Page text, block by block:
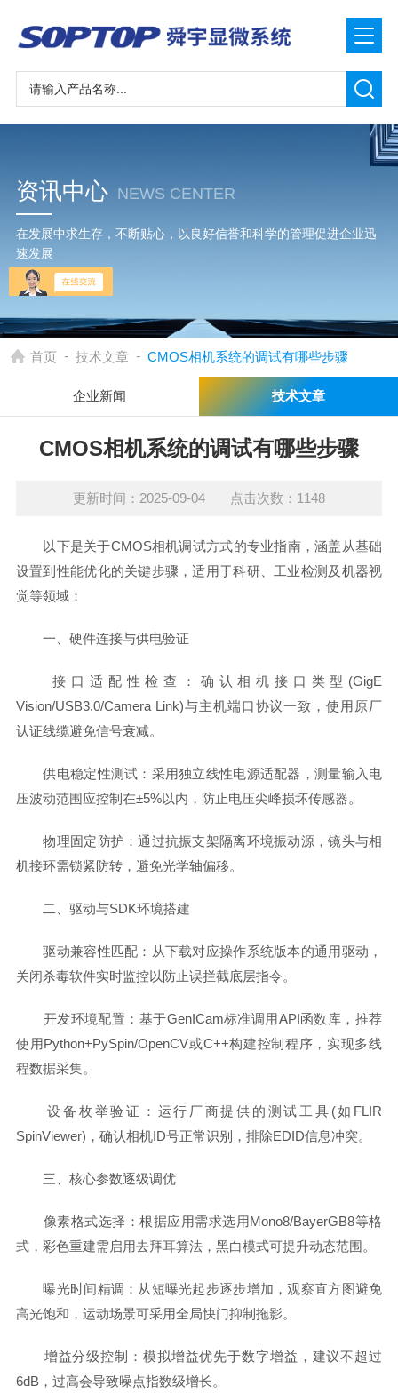
资讯中心 NEWS CENTER
在发展中求生存，不断贴心，以良好信誉和科学的管理促进企业迅
速发展
首页 - 技术文章 - CMOS相机系统的调试有哪些步骤
企业新闻 技术文章
CMOS相机系统的调试有哪些步骤
更新时间：2025-09-04 点击次数：1148
以下是关于CMOS相机调试方式的专业指南，涵盖从基础
设置到性能优化的关键步骤，适用于科研、工业检测及机器视
觉等领域：
一、硬件连接与供电验证
接口适配性检查：确认相机接口类型(GigE
Vision/USB3.0/Camera Link)与主机端口协议一致，使用原厂
认证线缆避免信号衰减。
供电稳定性测试：采用独立线性电源适配器，测量输入电
压波动范围应控制在±5%以内，防止电压尖峰损坏传感器。
物理固定防护：通过抗振支架隔离环境振动源，镜头与相
机接环需锁紧防转，避免光学轴偏移。
二、驱动与SDK环境搭建
驱动兼容性匹配：从下载对应操作系统版本的通用驱动，
关闭杀毒软件实时监控以防止误拦截底层指令。
开发环境配置：基于GenICam标准调用API函数库，推荐
使用Python+PySpin/OpenCV或C++构建控制程序，实现多线
程数据采集。
设备枚举验证：运行厂商提供的测试工具(如FLIR
SpinViewer)，确认相机ID号正常识别，排除EDID信息冲突。
三、核心参数逐级调优
像素格式选择：根据应用需求选用Mono8/BayerGB8等格
式，彩色重建需启用去拜耳算法，黑白模式可提升动态范围。
曝光时间精调：从短曝光起步逐步增加，观察直方图避免
高光饱和，运动场景可采用全局快门抑制拖影。
增益分级控制：模拟增益优先于数字增益，建议不超过
6dB，过高会导致噪点指数级增长。